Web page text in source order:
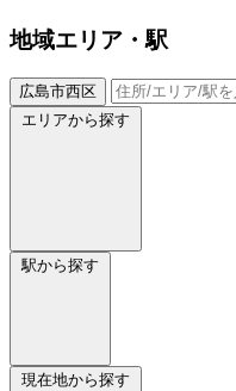
地域エリア・駅
広島市西区
エリアから探す
駅から探す
現在地から探す